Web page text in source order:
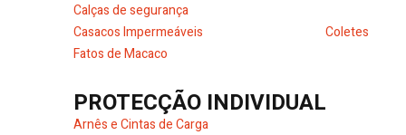
Calças de segurança
Casacos Impermeáveis
Coletes
Fatos de Macaco
PROTECÇÃO INDIVIDUAL
Arnês e Cintas de Carga